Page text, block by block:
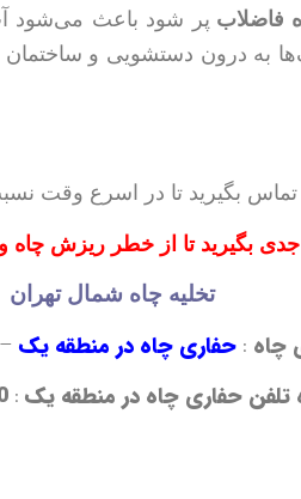
فاضلاب پر شود باعث می‌شود
به درون دستشویی و
تماس بگیرید تا در اسرع وقت
بگیرید تا از خطر ریزش چاه
تخلیه چاه شمال تهران
چاه : حفاری چاه در منطقه یک –
تلفن حفاری چاه در منطقه یک :